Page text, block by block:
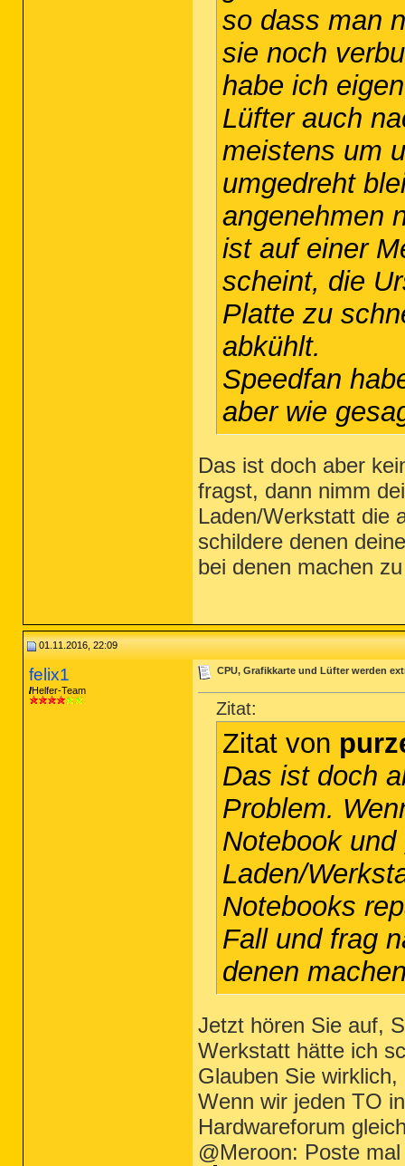
so dass man
sie noch
habe ich
Lüfter auch
meistens um
umgedreht
angenehmen
ist auf einer
scheint, die
Platte zu
abkühlt.
Speedfan
aber wie
Das ist doch aber
fragst, dann nimm
Laden/Werkstatt die
schildere denen
bei denen machen
01.11.2016, 22:09
felix1
Helfer-Team
CPU, Grafikkarte und Lüfter werden
Zitat:
Zitat von
Das ist doch
Problem.
Notebook
Laden/
Notebooks
Fall und frag
denen
Jetzt hören Sie auf,
Werkstatt hätte ich
Glauben Sie
Wenn wir jeden TO
Hardwareforum
@Meroon: Poste